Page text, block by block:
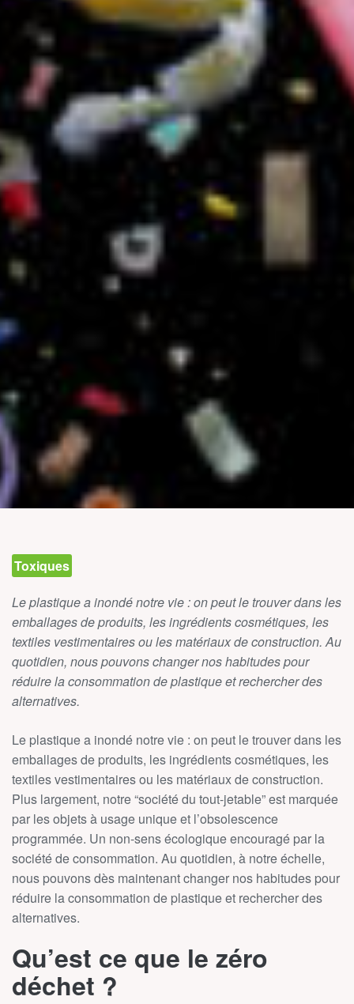
Toxiques
Le plastique a inondé notre vie : on peut le trouver dans les
emballages de produits, les ingrédients cosmétiques, les
textiles vestimentaires ou les matériaux de construction. Au
quotidien, nous pouvons changer nos habitudes pour
réduire la consommation de plastique et rechercher des
alternatives.
Le plastique a inondé notre vie : on peut le trouver dans les
emballages de produits, les ingrédients cosmétiques, les
textiles vestimentaires ou les matériaux de construction.
Plus largement, notre “société du tout-jetable” est marquée
par les objets à usage unique et l’obsolescence
programmée. Un non-sens écologique encouragé par la
société de consommation. Au quotidien, à notre échelle,
nous pouvons dès maintenant changer nos habitudes pour
réduire la consommation de plastique et rechercher des
alternatives.
Qu’est ce que le zéro
déchet ?